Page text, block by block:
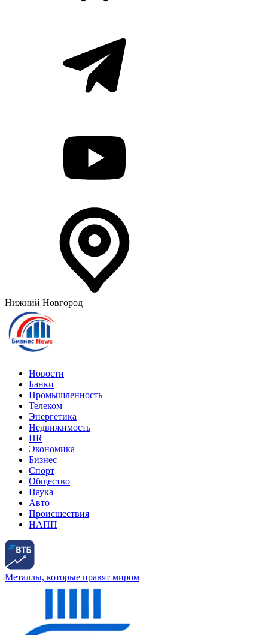
Нижний Новгород
Новости
Банки
Промышленность
Телеком
Энергетика
Недвижимость
HR
Экономика
Бизнес
Спорт
Общество
Наука
Авто
Происшествия
НАПП
Металлы, которые правят миром